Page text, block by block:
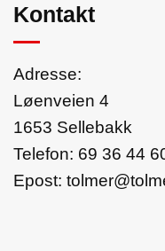
Kontakt
Adresse:
Løenveien 4
1653 Sellebakk
Telefon: 69 36 44
Epost: